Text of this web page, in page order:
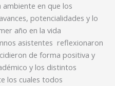
en que los
potencialidades y lo
año en la vida
asistentes reflexionaron
de forma positiva y
y los distintos
los cuales todos